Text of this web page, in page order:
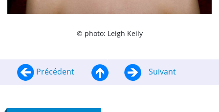
© photo: Leigh Keily
Précédent Suivant